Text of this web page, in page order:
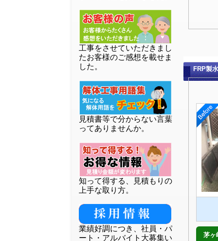
FRP製
茅ヶ
工事をさせていただきまし
たお客様のご感想を載せま
した。
見積書等で分からない言葉
ってありませんか。
知って得する、見積もりの
上手な取り方。
業績好調につき、社員・パ
ート・アルバイト大募集い